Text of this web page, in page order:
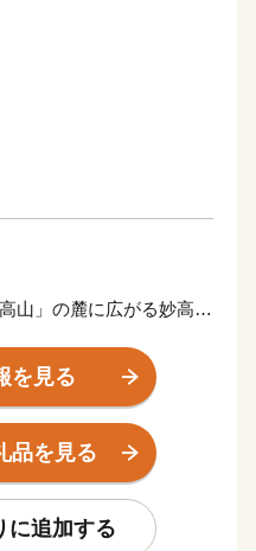
山」の麓に広がる妙高市
戸隠連山国立公園」は、
で構成されており、山麓
なった景観が大きな魅力
れることができる登山や
を見る
品を見る
に追加する